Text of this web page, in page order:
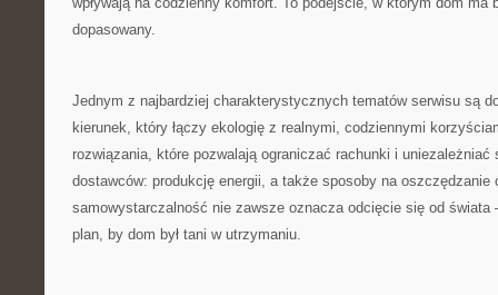
dopasowany.
Jednym z najbardziej charakterystycznych tematów serwisu są
kierunek, który łączy ekologię z realnymi, codziennymi
rozwiązania, które pozwalają ograniczać rachunki i uniezależniać
dostawców: produkcję energii, a także sposoby na oszczędzanie
samowystarczalność nie zawsze oznacza odcięcie się od
plan, by dom był tani w utrzymaniu.